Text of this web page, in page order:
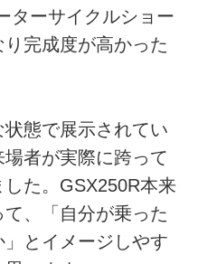
ターサイクルショー
完成度が高かった
態で展示されてい
者が実際に跨って
た。GSX250R本来
、「自分が乗った
とイメージしやす